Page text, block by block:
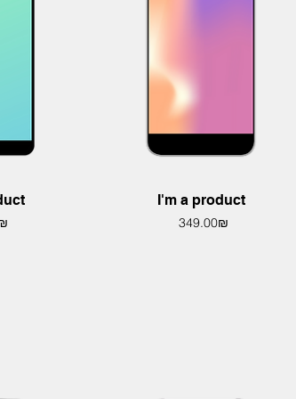
‏₪
Quick View
I'm a product
Price
‏349.00 ‏₪